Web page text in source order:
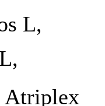
L,
Atriplex